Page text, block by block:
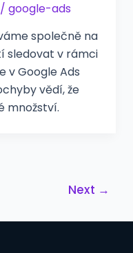
/ google-ads
společně na
sledovat v rámci
v Google Ads
vědí, že
množství.
Next →